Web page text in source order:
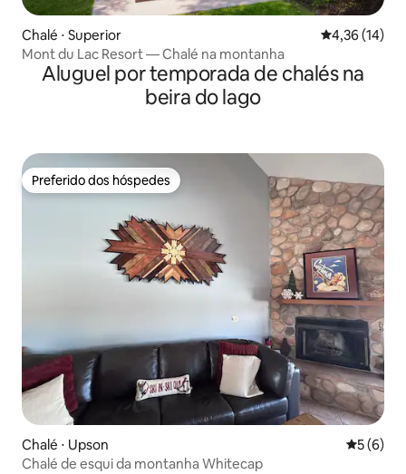
Chalé ⋅ Superior 4,36 de uma
4,36 (14)
Mont du Lac Resort — Chalé na montanha
Aluguel por temporada de chalés na
beira do lago
Preferido dos hóspedes
Preferido dos hóspedes
Chalé ⋅ Upson 5 de
5 (6)
Chalé de esqui da montanha Whitecap